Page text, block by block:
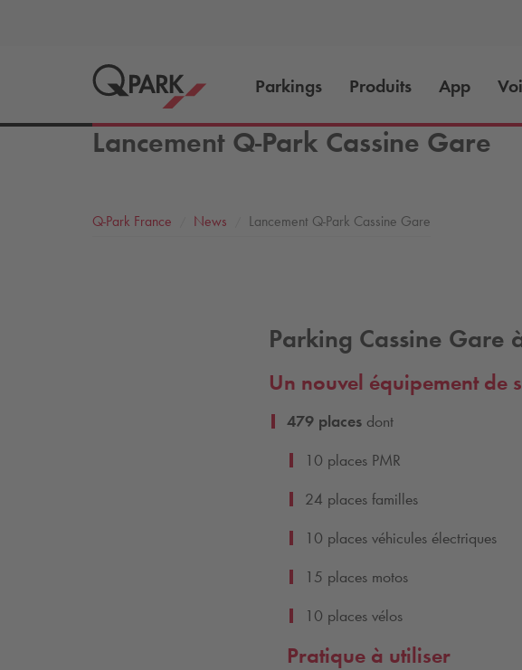
Parkings Produits App
Lancement Q-Park Cassine Gare
Q-Park France News Lancement Q-Park Cassine Gare
Parking Cassine Gare
Un nouvel équipement de
479 places dont
10 places PMR
24 places familles
10 places véhicules électriques
15 places motos
10 places vélos
Pratique à utiliser